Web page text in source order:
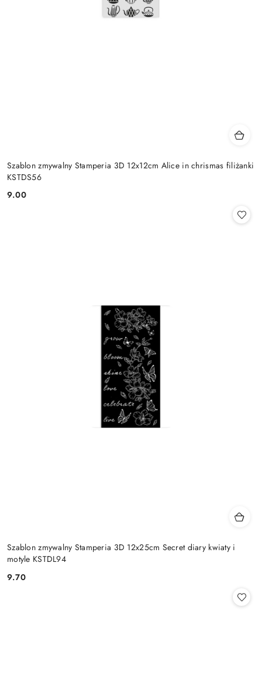
Szablon zmywalny Stamperia 3D 12x12cm Alice in chrismas filiżanki
KSTDS56
Cena:
9.00
Szablon zmywalny Stamperia 3D 12x25cm Secret diary kwiaty i
motyle KSTDL94
Cena:
9.70